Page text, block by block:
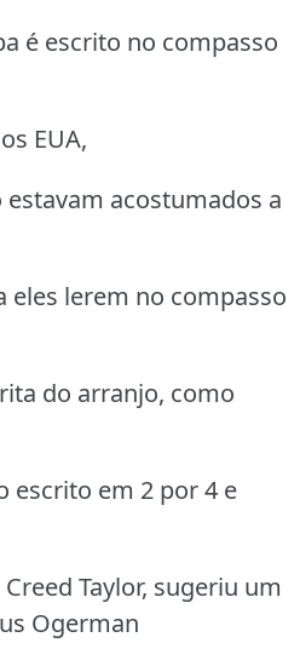
é escrito no compasso
EUA,
acostumados a
eles lerem no compasso
do arranjo, como
escrito em 2 por 4 e
Taylor, sugeriu um
Ogerman